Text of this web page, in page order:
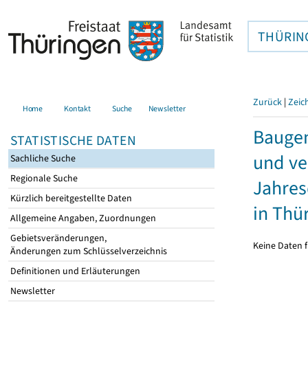
Home Kontakt Suche Newsletter
STATISTISCHE DATEN
Sachliche Suche
Regionale Suche
Kürzlich bereitgestellte Daten
Allgemeine Angaben, Zuordnungen
Gebietsveränderungen,
Änderungen zum Schlüsselverzeichnis
Definitionen und Erläuterungen
Newsletter
Zurück |
und
in
Keine Daten